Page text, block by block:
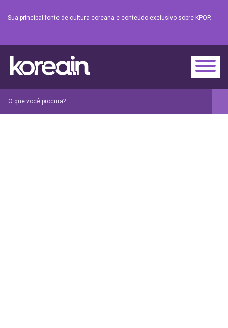
Sua principal fonte de cultura coreana e conteúdo exclusivo sobre KPOP.